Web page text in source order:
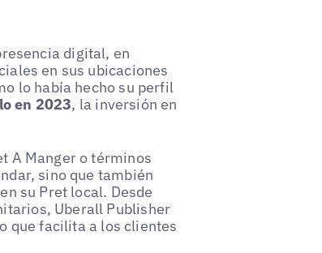
digital, en
en sus ubicaciones
lo había hecho su perfil
en 2023, la inversión en
A Manger o términos
sino que también
su Pret local. Desde
Uberall Publisher
que facilita a los clientes